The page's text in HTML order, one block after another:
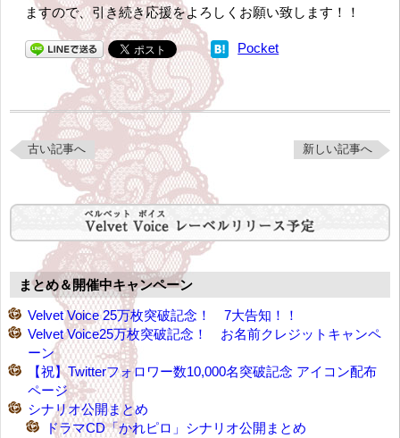
ますので、引き続き応援をよろしくお願い致します！！
Pocket
古い記事へ 新しい記事へ
まとめ＆開催中キャンペーン
Velvet Voice 25万枚突破記念！ 7大告知！！
Velvet Voice25万枚突破記念！ お名前クレジットキャンペ
ーン
【祝】Twitterフォロワー数10,000名突破記念 アイコン配布
ページ
シナリオ公開まとめ
ドラマCD「かれピロ」シナリオ公開まとめ